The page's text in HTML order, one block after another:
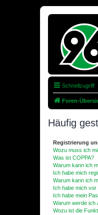
Schnellzugriff
Foren-
Häufig
Registrierung
Wozu muss ich
Was ist COPPA?
Warum kann ich
Ich habe mich
Warum kann ich
Ich habe mich
Ich habe mein
Warum werde ich
Wozu ist die